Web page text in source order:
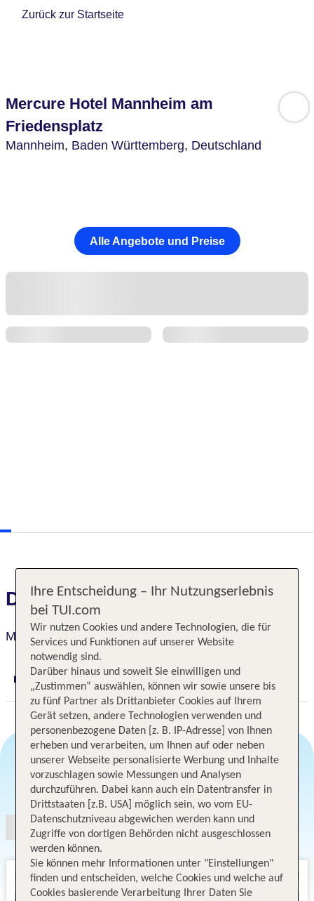
Zurück zur Startseite
Mercure Hotel Mannheim am
Friedensplatz
Mannheim, Baden Württemberg, Deutschland
Alle Angebote und Preise
Das erwartet Sie
Mercure Hotel Mannheim am Friedensplatz
Digitaler und telefonischer 24/7 TUI Service
Angebotsauswahl
Ihre Entscheidung – Ihr Nutzungserlebnis
bei TUI.com
Wir nutzen Cookies und andere Technologien, die für
Services und Funktionen auf unserer Website
notwendig sind.
Darüber hinaus und soweit Sie einwilligen und
„Zustimmen“ auswählen, können wir sowie unsere bis
zu fünf Partner als Drittanbieter Cookies auf Ihrem
Gerät setzen, andere Technologien verwenden und
personenbezogene Daten [z. B. IP-Adresse] von Ihnen
erheben und verarbeiten, um Ihnen auf oder neben
unserer Webseite personalisierte Werbung und Inhalte
vorzuschlagen sowie Messungen und Analysen
durchzuführen. Dabei kann auch ein Datentransfer in
Drittstaaten [z.B. USA] möglich sein, wo vom EU-
Datenschutzniveau abgewichen werden kann und
Zugriffe von dortigen Behörden nicht ausgeschlossen
werden können.
Sie können mehr Informationen unter "Einstellungen"
finden und entscheiden, welche Cookies und welche auf
Cookies basierende Verarbeitung Ihrer Daten Sie